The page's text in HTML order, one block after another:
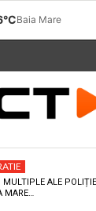
Baia Mare
MULTIPLE ALE POLIȚIEI
MARE…